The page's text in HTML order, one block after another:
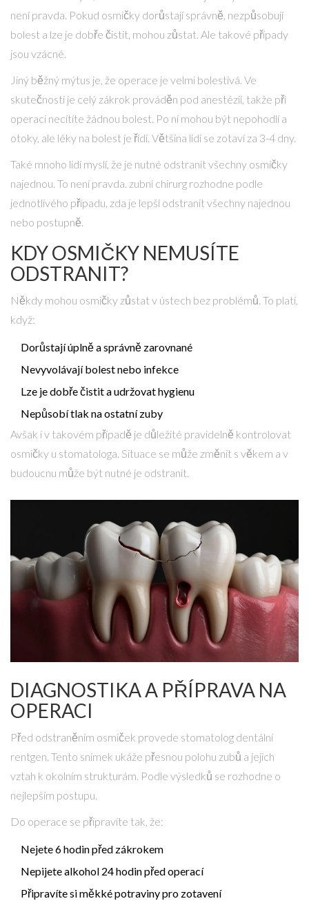
není pravda. Pokud osmičky dorůstají správně, nezpůsobují
bolest a lze je dobře čistit, mohou zůstat. Ale takové případy
jsou vzácné.
Jiný běžný mýtus je, že operace je velmi bolestivá. Ve
skutečnosti je celý zákrok prováděn pod anestézií, takže při
operaci necítíte žádnou bolest. Po ní mohou být nepohodlí a
otoky, ale léky na bolest je řídí. Většina lidí se zotaví za 3-4 dny.
Také mnoho lidí myslí, že je nutné odstranit všechny osmičky
najednou. To není pravda. zubní chirurg rozhodne podle
jednotlivého případu, zda je lepší odstranit všechny najednou
nebo postupně.
KDY OSMIČKY NEMUSÍTE
ODSTRANIT?
Někdy mohou osmičky zůstat v ústech bez problémů. To platí,
když:
Dorůstají úplně a správně zarovnané
Nevyvolávají bolest nebo infekce
Lze je dobře čistit a udržovat hygienu
Nepůsobí tlak na ostatní zuby
Avšak i v takovém případě je důležité pravidelně kontrolovat
osmičky u stomatologa. Situace se může změnit s věkem a v
budoucnu může být nutné je odstranit.
DIAGNOSTIKA A PŘÍPRAVA NA
OPERACI
Před odstraněním osmiček provede stomatolog dentální
rentgen. Tento snímek ukáže přesnou polohu zubů a jejich
vztah k okolním strukturám. Podle výsledků se rozhodne o
nejlepším postupu.
Do operace se připravíte tak, že:
Nejete 6 hodin před zákrokem
Nepijete alkohol 24 hodin před operací
Připravíte si měkké potraviny pro zotavení